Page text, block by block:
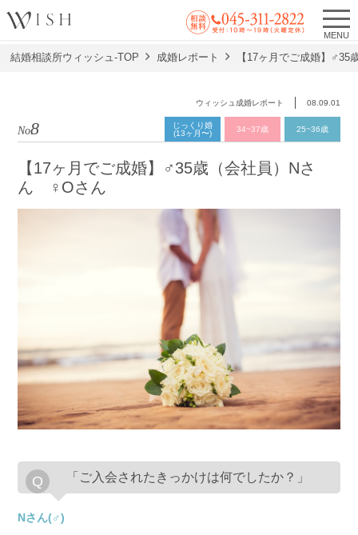
MENU
結婚相談所ウィッシュ-TOP 成婚レポート 【17ヶ月でご成婚】
ウィッシュ成婚レポート 08.09.01
No.8
じっくり婚
(13ヶ月〜)
34~37歳 25~36歳
【17ヶ月でご成婚】♂35歳（会社員）Nさ
ん ♀Oさん
「ご入会されたきっかけは何でしたか？」
Nさん(♂)